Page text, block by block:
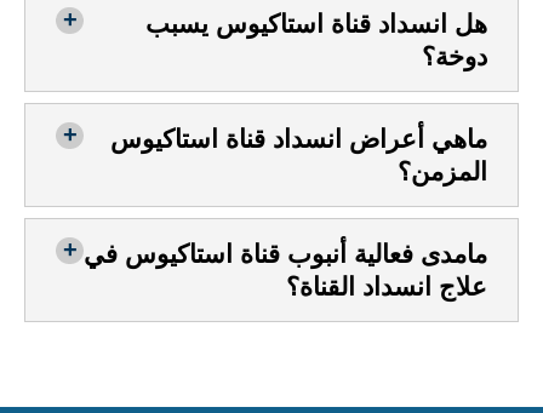
هل انسداد قناة استاكيوس يسبب
دوخة؟
ماهي أعراض انسداد قناة استاكيوس
المزمن؟
مامدى فعالية أنبوب قناة استاكيوس في
علاج انسداد القناة؟